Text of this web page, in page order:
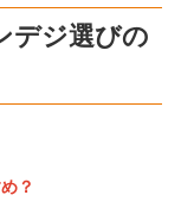
デジ選びの
？